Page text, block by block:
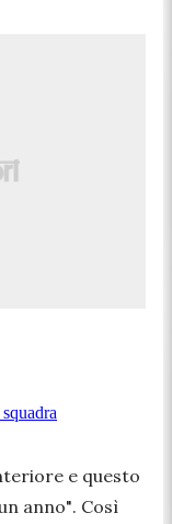
e questo
anno". Così